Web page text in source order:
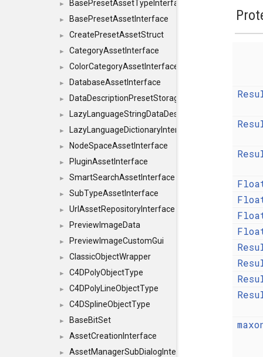
► BasePresetAssetTypeInterface
► BasePresetAssetInterface
► CreatePresetAssetStruct
► CategoryAssetInterface
► ColorCategoryAssetInterface
► DatabaseAssetInterface
► DataDescriptionPresetStorageInterface
►
► LazyLanguageDictionaryInterface
► NodeSpaceAssetInterface
► PluginAssetInterface
► SmartSearchAssetInterface
► SubTypeAssetInterface
► UrlAssetRepositoryInterface
► PreviewImageData
► PreviewImageCustomGui
► ClassicObjectWrapper
► C4DPolyObjectType
► C4DPolyLineObjectType
► C4DSplineObjectType
► BaseBitSet
► AssetCreationInterface
► AssetManagerSubDialogInterface